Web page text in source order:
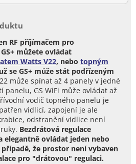
RF příjímačem pro
můžete ovládat
Watts V22, nebo topným
se GS+ může stát podřízeným
může spínat až 4 panely v jedné
panelu, GS WiFi může ovládat až
vodič topného panelu je
vidlicí, zapojení je ale
odstranění vidlice není
Bezdrátová regulace
elegantně ovládat jeden nebo
že prostor není vybaven
pro "drátovou" regulaci.